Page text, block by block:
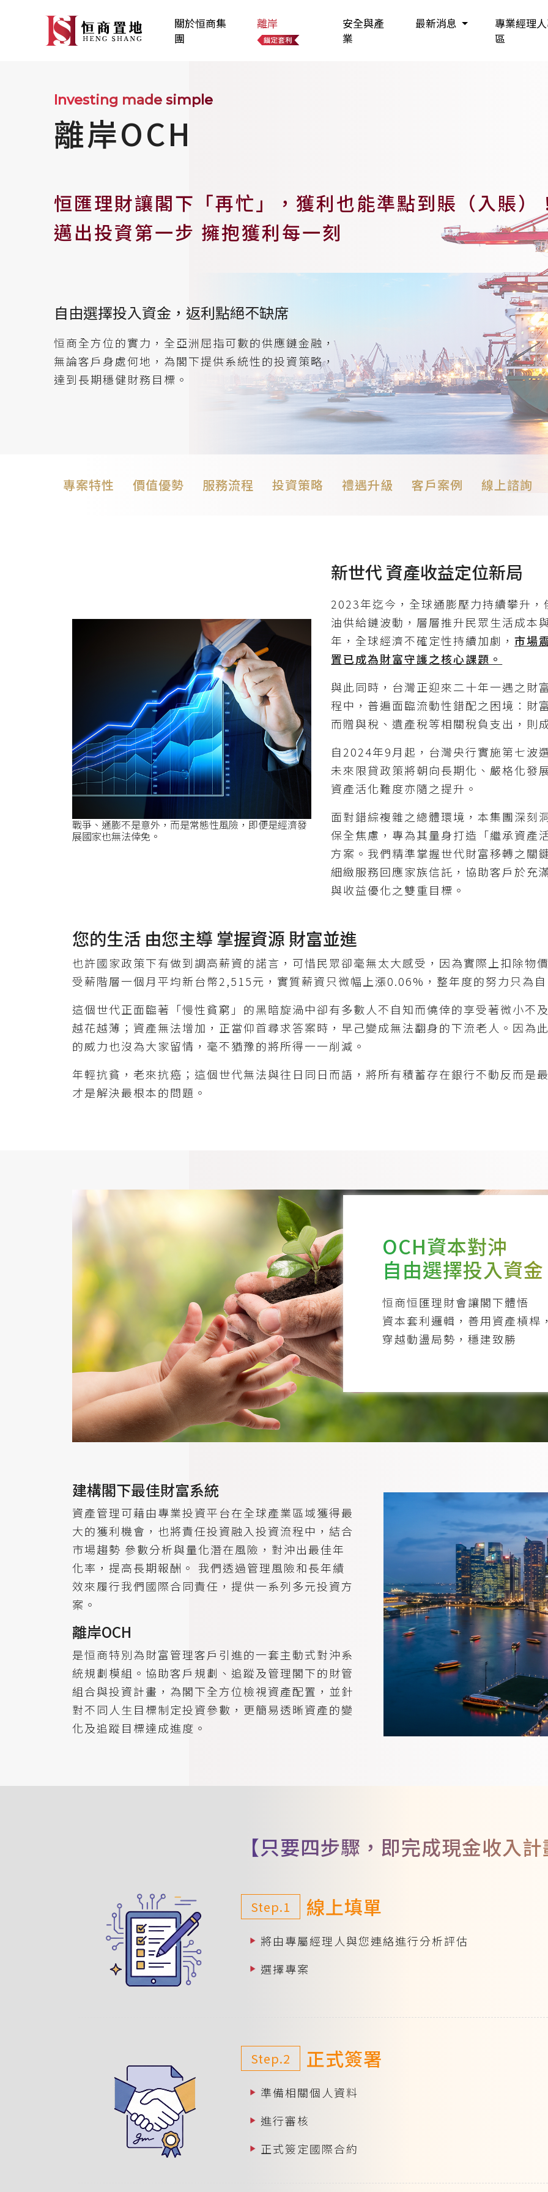
關於恒商集
團
離岸
安全與產
業
最新消息
專業經理
區
Investing made simple
離岸OCH
恒匯理財讓閣下「再忙」，獲利也能準點到賬（入賬）
邁出投資第一步 擁抱獲利每一刻
自由選擇投入資金，返利點絕不缺席
恒商全方位的實力，全亞洲屈指可數的供應鏈金融，
無論客戶身處何地，為閣下提供系統性的投資策略，
達到長期穩健財務目標。
專案特性 價值優勢 服務流程 投資策略 禮遇升級 客戶案例 線上諮詢
戰爭、通膨不是意外，而是常態性風險，即便是經濟發
展國家也無法倖免。
新世代 資產收益定位新局
2023年迄今，全球通膨壓力持續攀升
油供給鏈波動，層層推升民眾生活成本
年，全球經濟不確定性持續加劇，市場
置已成為財富守護之核心課題。
與此同時，台灣正迎來二十年一遇之財
程中，普遍面臨流動性錯配之困境：財
而贈與稅、遺產稅等相關稅負支出，則
自2024年9月起，台灣央行實施第七波
未來限貸政策將朝向長期化、嚴格化發
資產活化難度亦隨之提升。
面對錯綜複雜之總體環境，本集團深刻
保全焦慮，專為其量身打造「繼承資產
方案。我們精準掌握世代財富移轉之關
細緻服務回應家族信託，協助客戶於充
與收益優化之雙重目標。
您的生活 由您主導 掌握資源 財富並進
也許國家政策下有做到調高薪資的諾言，可惜民眾卻毫無太大感受，因為實際上扣除物
受薪階層一個月平均新台幣2,515元，實質薪資只微幅上漲0.06%，整年度的努力只為
這個世代正面臨著「慢性貧窮」的黑暗旋渦中卻有多數人不自知而僥倖的享受著微小不
越花越薄；資產無法增加，正當仰首尋求答案時，早己變成無法翻身的下流老人。因為
的威力也沒為大家留情，毫不猶豫的將所得一一削減。
年輕抗貧，老來抗癌；這個世代無法與往日同日而語，將所有積蓄存在銀行不動反而是
才是解決最根本的問題。
OCH資本對沖
自由選擇投入資
恒商恒匯理財會讓閣下體悟
資本套利邏輯，善用資產槓桿
穿越動盪局勢，穩建致勝
建構閣下最佳財富系統
資產管理可藉由專業投資平台在全球產業區域獲得最
大的獲利機會，也將責任投資融入投資流程中，結合
市場趨勢 參數分析與量化潛在風險，對沖出最佳年
化率，提高長期報酬。 我們透過管理風險和長年績
效來履行我們國際合同責任，提供一系列多元投資方
案。
離岸OCH
是恒商特別為財富管理客戶引進的一套主動式對沖系
統規劃模組。協助客戶規劃、追蹤及管理閣下的財管
組合與投資計畫，為閣下全方位檢視資產配置，並針
對不同人生目標制定投資參數，更簡易透晰資產的變
化及追蹤目標達成進度。
【只要四步驟，即完成現金收入
Step.1 線上填單
將由專屬經理人與您連絡進行分析評估
選擇專案
Step.2 正式簽署
準備相關個人資料
進行審核
正式簽定國際合約